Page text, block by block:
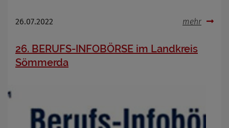
26.07.2022 mehr
26. BERUFS-INFOBÖRSE im Landkreis
Sömmerda